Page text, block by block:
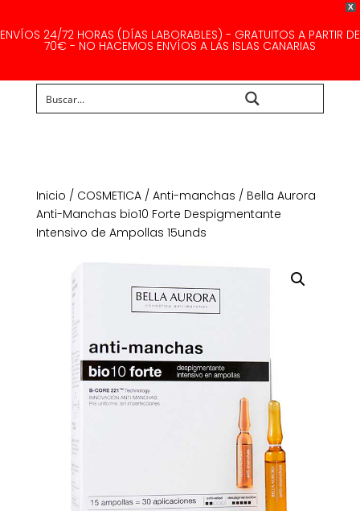
X
ENVÍOS 24/72 HORAS (DÍAS LABORABLES) - GRATUITOS A PARTIR DE
70€ - NO HACEMOS ENVÍOS A LAS ISLAS CANARIAS
Inicio / COSMETICA/ Anti-manchas / Bella Aurora
Anti-Manchas bio10 Forte Despigmentante
Intensivo de Ampollas 15unds